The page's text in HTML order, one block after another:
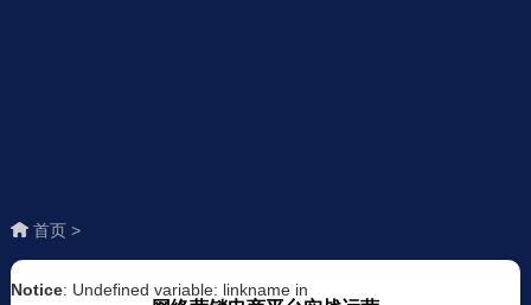
首页 >
Notice: Undefined variable: linkname in